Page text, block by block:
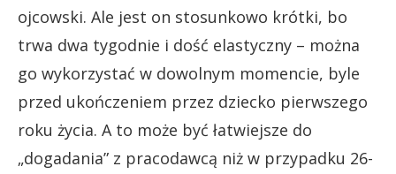
ojcowski. Ale jest on stosunkowo krótki, bo
trwa dwa tygodnie i dość elastyczny – można
go wykorzystać w dowolnym momencie, byle
przed ukończeniem przez dziecko pierwszego
roku życia. A to może być łatwiejsze do
„dogadania” z pracodawcą niż w przypadku 26-